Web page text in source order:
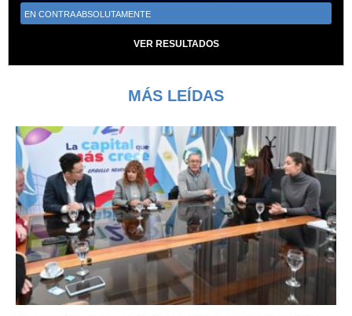
EN CONTRA ABSOLUTAMENTE
VER RESULTADOS
MÁS LEÍDAS